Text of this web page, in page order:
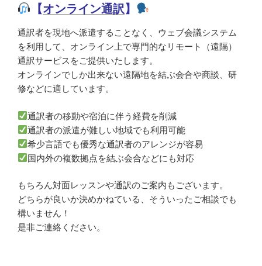
【オンライン通訳 】
通訳者を現地へ派遣することなく、ウェブ会議システム
を利用して、オンライン上で専門的なリモート（遠隔）
通訳サービスをご提供いたします。
オンラインでしか出来ない遠隔地を結ぶ会合や商談、研
修などに適しています。
通訳者の移動や宿泊に伴う経費を削減
通訳者の派遣が難しい地域でも利用可能
希少言語でも優秀な通訳者のアレンジが容易
国内外の複数拠点を結ぶ会合などにも対応
もちろん対面レッスンや通訳のご案内もございます。
どちらが良いか決めかねている、そういったご相談でも
構いません！
是非ご連絡ください。